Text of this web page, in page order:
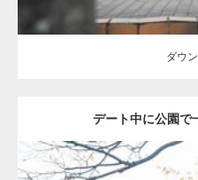
ダウ
デート中に公園で